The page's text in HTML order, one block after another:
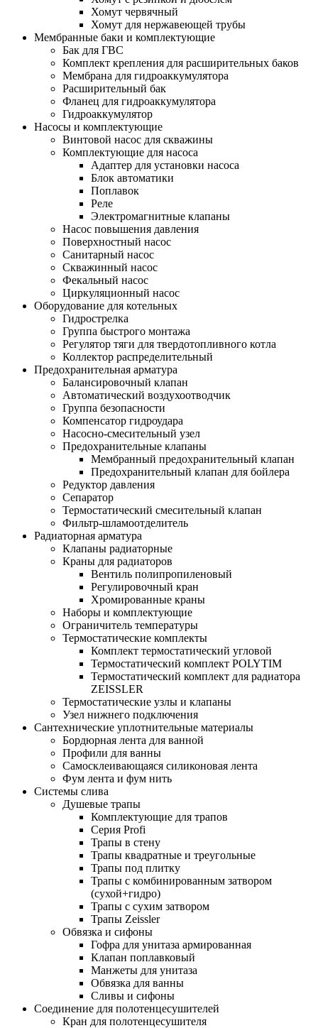
Хомут червячный
Хомут для нержавеющей трубы
Мембранные баки и комплектующие
Бак для ГВС
Комплект крепления для расширительных баков
Мембрана для гидроаккумулятора
Расширительный бак
Фланец для гидроаккумулятора
Гидроаккумулятор
Насосы и комплектующие
Винтовой насос для скважины
Комплектующие для насоса
Адаптер для установки насоса
Блок автоматики
Поплавок
Реле
Электромагнитные клапаны
Насос повышения давления
Поверхностный насос
Санитарный насос
Скважинный насос
Фекальный насос
Циркуляционный насос
Оборудование для котельных
Гидрострелка
Группа быстрого монтажа
Регулятор тяги для твердотопливного котла
Коллектор распределительный
Предохранительная арматура
Балансировочный клапан
Автоматический воздухоотводчик
Группа безопасности
Компенсатор гидроудара
Насосно-смесительный узел
Предохранительные клапаны
Мембранный предохранительный клапан
Предохранительный клапан для бойлера
Редуктор давления
Сепаратор
Термостатический смесительный клапан
Фильтр-шламоотделитель
Радиаторная арматура
Клапаны радиаторные
Краны для радиаторов
Вентиль полипропиленовый
Регулировочный кран
Хромированные краны
Наборы и комплектующие
Ограничитель температуры
Термостатические комплекты
Комплект термостатический угловой
Термостатический комплект POLYTIM
Термостатический комплект для радиатора
ZEISSLER
Термостатические узлы и клапаны
Узел нижнего подключения
Сантехнические уплотнительные материалы
Бордюрная лента для ванной
Профили для ванны
Самосклеивающаяся силиконовая лента
Фум лента и фум нить
Системы слива
Душевые трапы
Комплектующие для трапов
Серия Profi
Трапы в стену
Трапы квадратные и треугольные
Трапы под плитку
Трапы с комбинированным затвором
(сухой+гидро)
Трапы с сухим затвором
Трапы Zeissler
Обвязка и сифоны
Гофра для унитаза армированная
Клапан поплавковый
Манжеты для унитаза
Обвязка для ванны
Сливы и сифоны
Соединение для полотенцесушителей
Кран для полотенцесушителя